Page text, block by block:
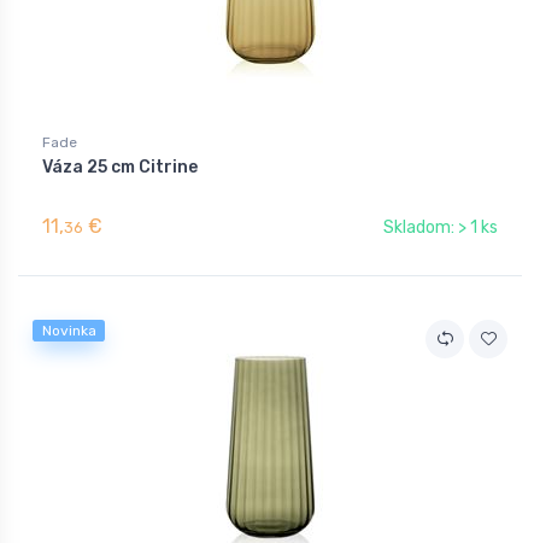
Fade
Váza 25 cm Citrine
11,36 € Skladom: > 1 ks
Novinka